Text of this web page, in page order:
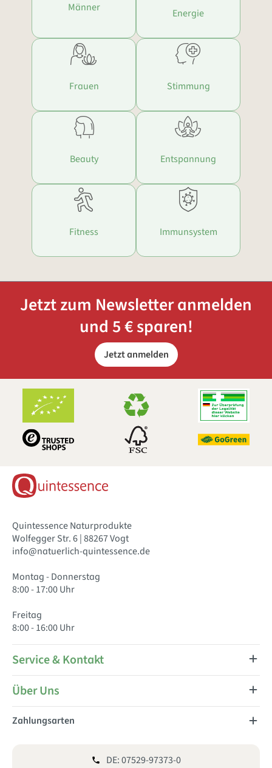
Männer Energie
Frauen Stimmung
Beauty Entspannung
Fitness Immunsystem
Jetzt zum Newsletter anmelden
und 5 € sparen!
Jetzt anmelden
Quintessence Naturprodukte
Wolfegger Str. 6 | 88267 Vogt
info@natuerlich-quintessence.de
Montag - Donnerstag
8:00 - 17:00 Uhr
Freitag
8:00 - 16:00 Uhr
Service & Kontakt
Über Uns
Zahlungsarten
DE: 07529-97373-0